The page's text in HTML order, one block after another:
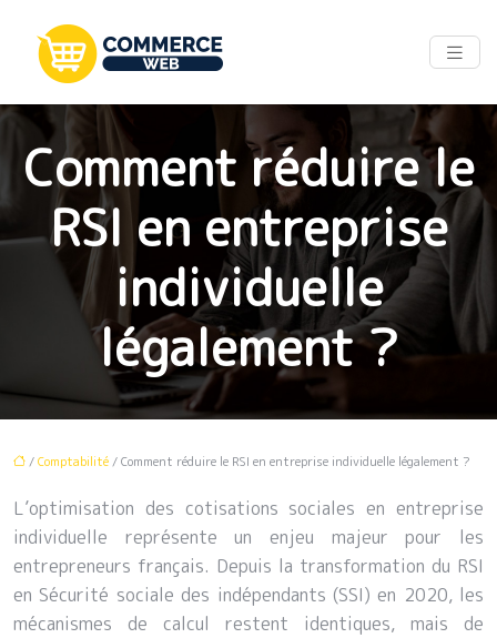
Comment réduire le
RSI en entreprise
individuelle
légalement ?
/Comptabilité/ Comment réduire le RSI en entreprise individuelle légalement ?
L’optimisation des cotisations sociales en entreprise
individuelle représente un enjeu majeur pour les
entrepreneurs français. Depuis la transformation du RSI
en Sécurité sociale des indépendants (SSI) en 2020, les
mécanismes de calcul restent identiques, mais de